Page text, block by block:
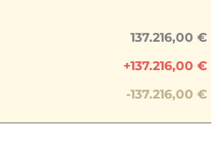
DELL’INTERVENTO
137.216,00 €
+137.216,00 €
-137.216,00 €